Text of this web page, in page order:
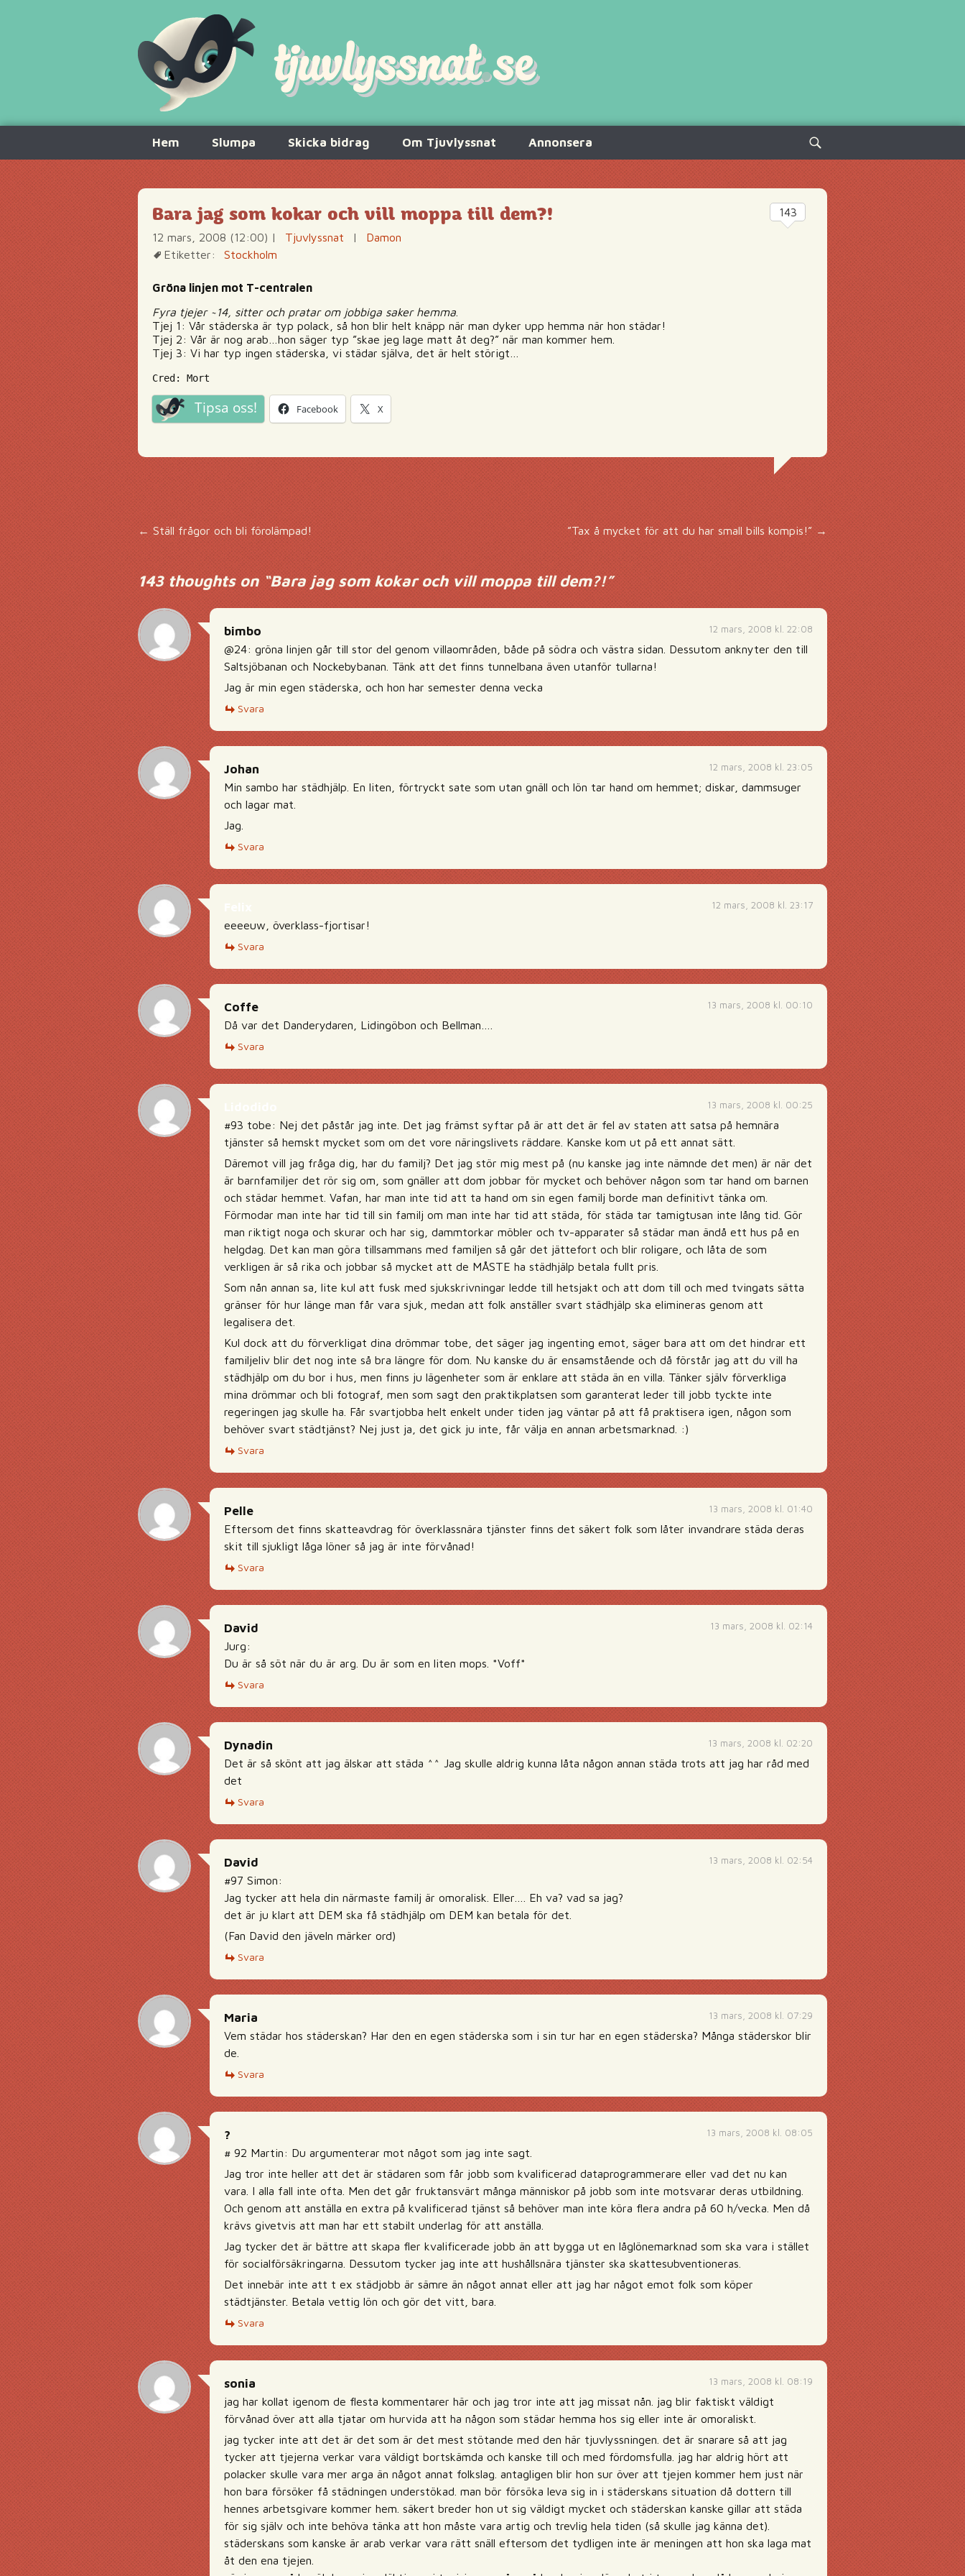
innehåll
Hem Slumpa Skicka bidrag Om Tjuvlyssnat Annonsera
Sök
efter:
Bara jag som kokar och vill moppa till dem?!
12 mars, 2008 (12:00) | Tjuvlyssnat |
Damon
Etiketter:
Stockholm
Gröna linjen mot T-centralen
Fyra tjejer ~14, sitter och pratar om jobbiga saker hemma
Tjej 1: Vår städerska är typ polack, så hon blir helt knäpp när man dyker upp hemma när hon städar!
Tjej 2: Vår är nog arab…hon säger typ ”skae jeg lage matt åt deg?” när man kommer hem.
Tjej 3: Vi har typ ingen städerska, vi städar själva, det är helt störigt…
Cred: Mort
Tipsa oss! Facebook X
143
Inläggsnavigering
← Ställ frågor och bli förolämpad! ”Tax å mycket för att du har small bills kompis!” →
143 thoughts on “Bara jag som kokar och vill moppa till dem?!”
12 mars, 2008 kl. 22:08
bimbo
@24: gröna linjen går till stor del genom villaområden, både på södra och västra sidan. Dessutom anknyter den till
Saltsjöbanan och Nockebybanan. Tänk att det finns tunnelbana även utanför tullarna!
Jag är min egen städerska, och hon har semester denna vecka
Svara
12 mars, 2008 kl. 23:05
Johan
Min sambo har städhjälp. En liten, förtryckt sate som utan gnäll och lön tar hand om hemmet; diskar, dammsuger
och lagar mat.
Jag.
Svara
12 mars, 2008 kl. 23:17
eeeeuw, överklass-fjortisar!
Svara
13 mars, 2008 kl. 00:10
Coffe
Då var det Danderydaren, Lidingöbon och Bellman….
Svara
13 mars, 2008 kl. 00:25
#93 tobe: Nej det påstår jag inte. Det jag främst syftar på är att det är fel av staten att satsa på hemnära
tjänster så hemskt mycket som om det vore näringslivets räddare. Kanske kom ut på ett annat sätt.
Däremot vill jag fråga dig, har du familj? Det jag stör mig mest på (nu kanske jag inte nämnde det men) är när det
är barnfamiljer det rör sig om, som gnäller att dom jobbar för mycket och behöver någon som tar hand om barnen
och städar hemmet. Vafan, har man inte tid att ta hand om sin egen familj borde man definitivt tänka om.
Förmodar man inte har tid till sin familj om man inte har tid att städa, för städa tar tamigtusan inte lång tid. Gör
man riktigt noga och skurar och har sig, dammtorkar möbler och tv-apparater så städar man ändå ett hus på en
helgdag. Det kan man göra tillsammans med familjen så går det jättefort och blir roligare, och låta de som
verkligen är så rika och jobbar så mycket att de MÅSTE ha städhjälp betala fullt pris.
Som nån annan sa, lite kul att fusk med sjukskrivningar ledde till hetsjakt och att dom till och med tvingats sätta
gränser för hur länge man får vara sjuk, medan att folk anställer svart städhjälp ska elimineras genom att
legalisera det.
Kul dock att du förverkligat dina drömmar tobe, det säger jag ingenting emot, säger bara att om det hindrar ett
familjeliv blir det nog inte så bra längre för dom. Nu kanske du är ensamstående och då förstår jag att du vill ha
städhjälp om du bor i hus, men finns ju lägenheter som är enklare att städa än en villa. Tänker själv förverkliga
mina drömmar och bli fotograf, men som sagt den praktikplatsen som garanterat leder till jobb tyckte inte
regeringen jag skulle ha. Får svartjobba helt enkelt under tiden jag väntar på att få praktisera igen, någon som
behöver svart städtjänst? Nej just ja, det gick ju inte, får välja en annan arbetsmarknad. :)
Svara
13 mars, 2008 kl. 01:40
Pelle
Eftersom det finns skatteavdrag för överklassnära tjänster finns det säkert folk som låter invandrare städa deras
skit till sjukligt låga löner så jag är inte förvånad!
Svara
13 mars, 2008 kl. 02:14
David
Jurg:
Du är så söt när du är arg. Du är som en liten mops. *Voff*
Svara
13 mars, 2008 kl. 02:20
Dynadin
Det är så skönt att jag älskar att städa ^^ Jag skulle aldrig kunna låta någon annan städa trots att jag har råd med
det
Svara
13 mars, 2008 kl. 02:54
David
#97 Simon:
Jag tycker att hela din närmaste familj är omoralisk. Eller…. Eh va? vad sa jag?
det är ju klart att DEM ska få städhjälp om DEM kan betala för det.
(Fan David den jäveln märker ord)
Svara
13 mars, 2008 kl. 07:29
Maria
Vem städar hos städerskan? Har den en egen städerska som i sin tur har en egen städerska? Många städerskor blir
de.
Svara
13 mars, 2008 kl. 08:05
?
# 92 Martin: Du argumenterar mot något som jag inte sagt.
Jag tror inte heller att det är städaren som får jobb som kvalificerad dataprogrammerare eller vad det nu kan
vara. I alla fall inte ofta. Men det går fruktansvärt många människor på jobb som inte motsvarar deras utbildning.
Och genom att anställa en extra på kvalificerad tjänst så behöver man inte köra flera andra på 60 h/vecka. Men då
krävs givetvis att man har ett stabilt underlag för att anställa.
Jag tycker det är bättre att skapa fler kvalificerade jobb än att bygga ut en låglönemarknad som ska vara i stället
för socialförsäkringarna. Dessutom tycker jag inte att hushållsnära tjänster ska skattesubventioneras.
Det innebär inte att t ex städjobb är sämre än något annat eller att jag har något emot folk som köper
städtjänster. Betala vettig lön och gör det vitt, bara.
Svara
13 mars, 2008 kl. 08:19
sonia
jag har kollat igenom de flesta kommentarer här och jag tror inte att jag missat nån. jag blir faktiskt väldigt
förvånad över att alla tjatar om hurvida att ha någon som städar hemma hos sig eller inte är omoraliskt.
jag tycker inte att det är det som är det mest stötande med den här tjuvlyssningen. det är snarare så att jag
tycker att tjejerna verkar vara väldigt bortskämda och kanske till och med fördomsfulla. jag har aldrig hört att
polacker skulle vara mer arga än något annat folkslag. antagligen blir hon sur över att tjejen kommer hem just när
hon bara försöker få städningen understökad. man bör försöka leva sig in i städerskans situation då dottern till
hennes arbetsgivare kommer hem. säkert breder hon ut sig väldigt mycket och städerskan kanske gillar att städa
för sig själv och inte behöva tänka att hon måste vara artig och trevlig hela tiden (så skulle jag känna det).
städerskans som kanske är arab verkar vara rätt snäll eftersom det tydligen inte är meningen att hon ska laga mat
åt den ena tjejen.